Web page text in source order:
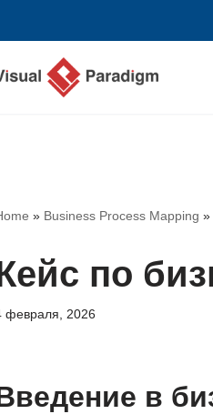
» Business Process Mapping »
по
февраля, 2026
в